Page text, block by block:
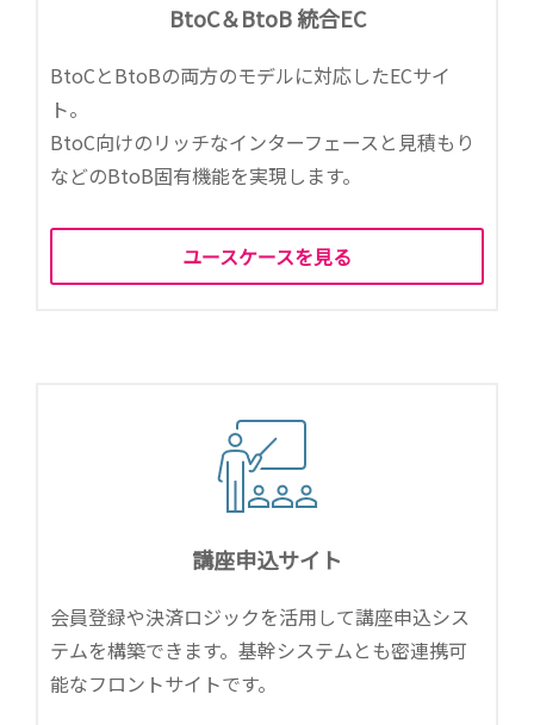
BtoC＆BtoB 統合EC
BtoCとBtoBの両方のモデルに対応したECサイ
ト。
BtoC向けのリッチなインターフェースと見積もり
などのBtoB固有機能を実現します。
ユースケースを見る
講座申込サイト
会員登録や決済ロジックを活用して講座申込シス
テムを構築できます。 基幹システムとも密連携可
能なフロントサイトです。